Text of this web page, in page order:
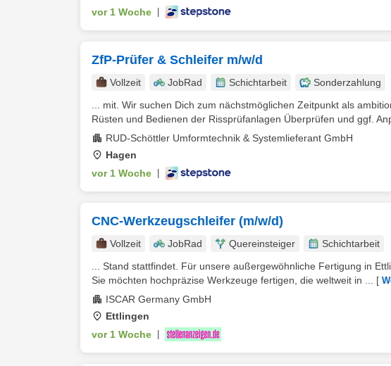
vor 1 Woche
ZfP-Prüfer & Schleifer m/w/d
Vollzeit JobRad Schichtarbeit
Sonderzahlung
... mit. Wir suchen Dich zum nächstmöglichen Zeitpunkt als
Rüsten und Bedienen der Rissprüfanlagen Überprüfen und ggf.
RUD-Schöttler Umformtechnik & Systemlieferant GmbH
Hagen
vor 1 Woche
CNC-Werkzeugschleifer (m/w/d)
Vollzeit JobRad Quereinsteiger
Schichtarbeit
... Stand stattfindet. Für unsere außergewöhnliche Fertigung in
Sie möchten hochpräzise Werkzeuge fertigen, die weltweit in ...
[
ISCAR Germany GmbH
Ettlingen
vor 1 Woche